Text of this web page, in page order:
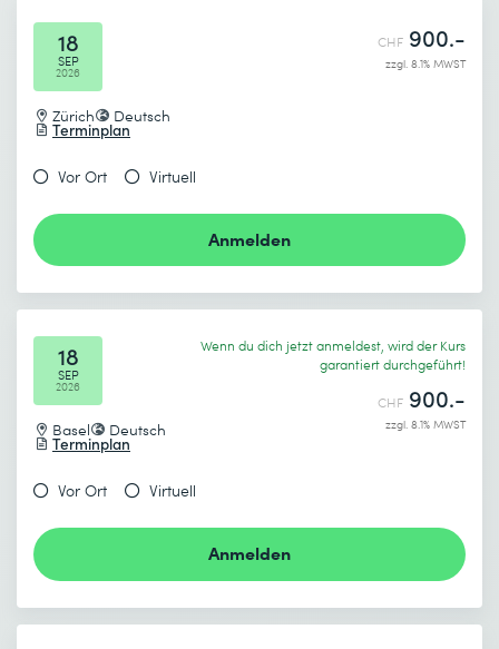
Ich habe die
genommen.
* Pflichtfelder
18
SEP
2026
Zürich Deutsch
Terminplan
CHF 900.-
zzgl. 8.1% MWST
Vor Ort Virtuell
Anmelden
18
SEP
2026
Basel Deutsch
Terminplan
Wenn du dich jetzt anmeldest, wird der Kurs
garantiert durchgeführt!
CHF 900.-
zzgl. 8.1% MWST
Vor Ort Virtuell
Anmelden